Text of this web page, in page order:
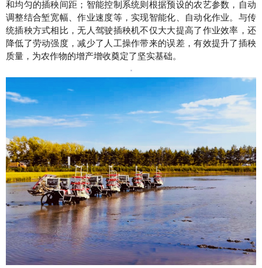
和均匀的插秧间距；智能控制系统则根据预设的农艺参数，自动
调整结合堑宽幅、作业速度等，实现智能化、自动化作业。与传
统插秧方式相比，无人驾驶插秧机不仅大大提高了作业效率，还
降低了劳动强度，减少了人工操作带来的误差，有效提升了插秧
质量，为农作物的增产增收奠定了坚实基础。